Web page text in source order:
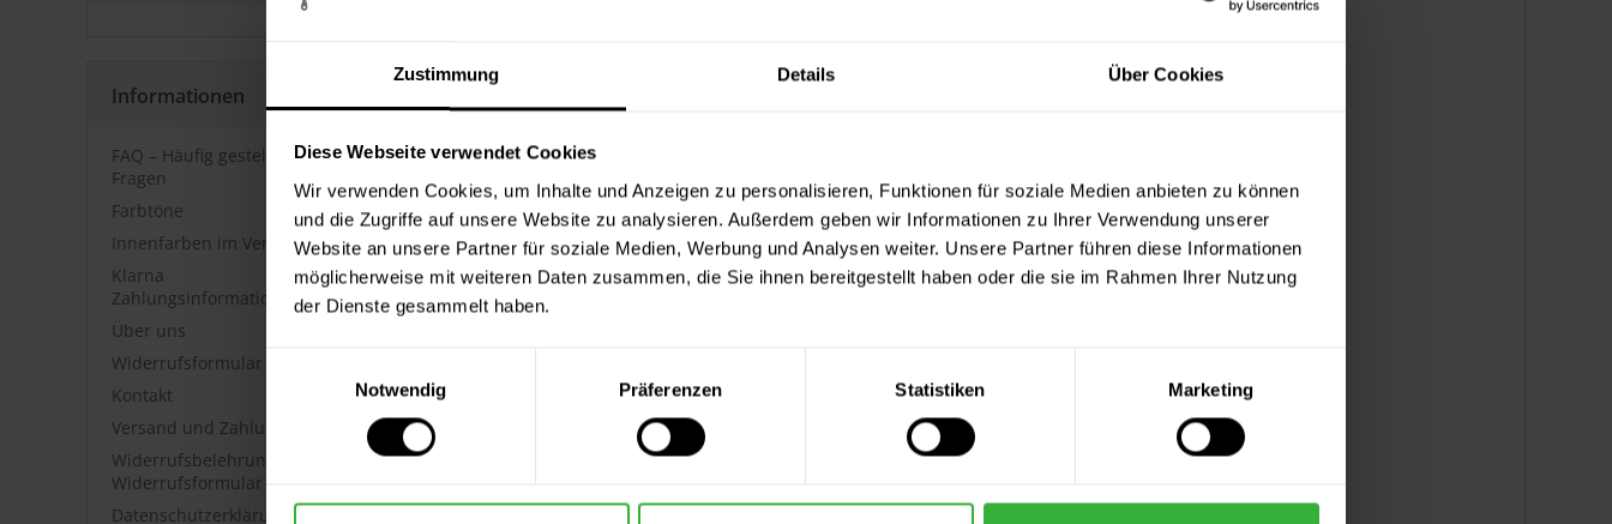
Zustimmung Details Über Cookies
Diese Webseite verwendet Cookies
Wir verwenden Cookies, um Inhalte und Anzeigen zu personalisieren, Funktionen für soziale Medien anbieten zu können
und die Zugriffe auf unsere Website zu analysieren. Außerdem geben wir Informationen zu Ihrer Verwendung unserer
Website an unsere Partner für soziale Medien, Werbung und Analysen weiter. Unsere Partner führen diese Informationen
möglicherweise mit weiteren Daten zusammen, die Sie ihnen bereitgestellt haben oder die sie im Rahmen Ihrer Nutzung
der Dienste gesammelt haben.
Notwendig
Präferenzen Statistiken Marketing
Informationen
FAQ – Häufig gestellte
Fragen
Farbtöne
Innenfarben im Vergleich
Klarna
Zahlungsinformationen
Über uns
Widerrufsformular
Kontakt
Versand und Zahlung
Widerrufsbelehrung &
Widerrufsformular
Datenschutzerklärung
Technisches Merkblatt (PDF)
Kennzeichnungselemente
Gefahrenpiktogramme
Ausrufezeichen
GHS09
Signalwort